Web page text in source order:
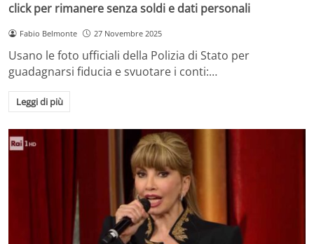
click per rimanere senza soldi e dati personali
Fabio Belmonte 27 Novembre 2025
Usano le foto ufficiali della Polizia di Stato per
guadagnarsi fiducia e svuotare i conti:…
Leggi di più